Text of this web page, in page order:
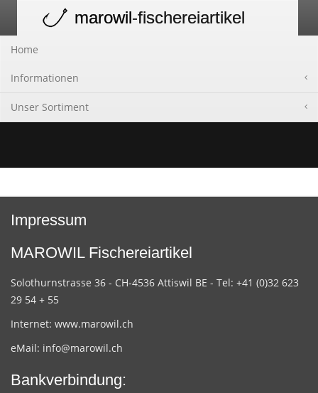
navigation
marowil-fischereiartikel
Home
Informationen
Unser Sortiment
Impressum
MAROWIL Fischereiartikel
Solothurnstrasse 36 - CH-4536 Attiswil BE - Tel: +41 (0)32 623
29 54 + 55
Internet: www.marowil.ch
eMail: info@marowil.ch
Bankverbindung: